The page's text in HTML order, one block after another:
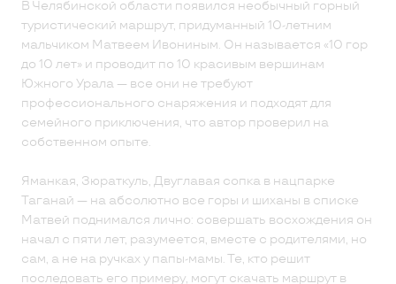
В Челябинской области появился необычный горный
туристический маршрут, придуманный 10-летним
мальчиком Матвеем Ивониным. Он называется «10 гор
до 10 лет» и проводит по 10 красивым вершинам
Южного Урала — все они не требуют
профессионального снаряжения и подходят для
семейного приключения, что автор проверил на
собственном опыте.
Яманкая, Зюраткуль, Двуглавая сопка в нацпарке
Таганай — на абсолютно все горы и шиханы в списке
Матвей поднимался лично: совершать восхождения он
начал с пяти лет, разумеется, вместе с родителями, но
сам, а не на ручках у папы-мамы. Те, кто решит
последовать его примеру, могут скачать маршрут в